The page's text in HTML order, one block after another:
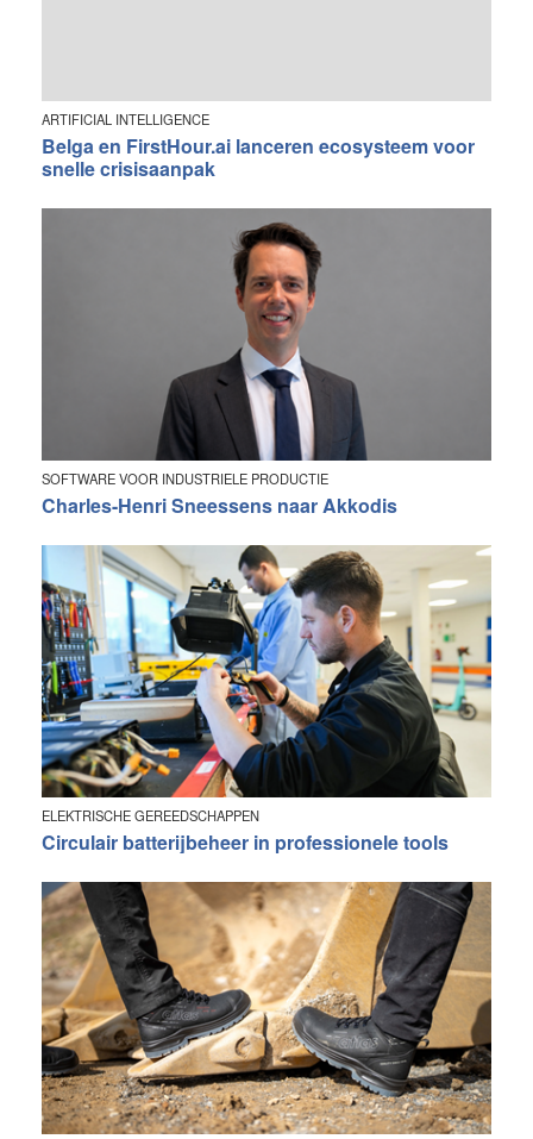
ARTIFICIAL INTELLIGENCE
Belga en FirstHour.ai lanceren ecosysteem voor
snelle crisisaanpak
SOFTWARE VOOR INDUSTRIELE PRODUCTIE
Charles-Henri Sneessens naar Akkodis
ELEKTRISCHE GEREEDSCHAPPEN
Circulair batterijbeheer in professionele tools